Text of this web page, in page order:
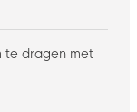
te dragen met